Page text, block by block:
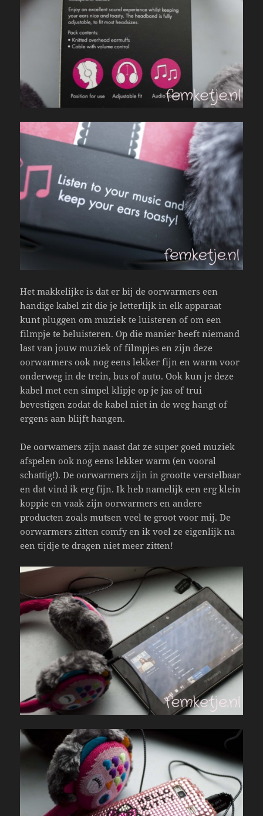
Het makkelijke is dat er bij de oorwarmers een
handige kabel zit die je letterlijk in elk apparaat
kunt pluggen om muziek te luisteren of om een
filmpje te beluisteren. Op die manier heeft niemand
last van jouw muziek of filmpjes en zijn deze
oorwarmers ook nog eens lekker fijn en warm voor
onderweg in de trein, bus of auto. Ook kun je deze
kabel met een simpel klipje op je jas of trui
bevestigen zodat de kabel niet in de weg hangt of
ergens aan blijft hangen.
De oorwamers zijn naast dat ze super goed muziek
afspelen ook nog eens lekker warm (en vooral
schattig!). De oorwarmers zijn in grootte verstelbaar
en dat vind ik erg fijn. Ik heb namelijk een erg klein
koppie en vaak zijn oorwarmers en andere
producten zoals mutsen veel te groot voor mij. De
oorwarmers zitten comfy en ik voel ze eigenlijk na
een tijdje te dragen niet meer zitten!